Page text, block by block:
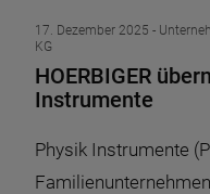
17. Dezember 2025 -
KG
HOERBIGER
Instrumente
Physik Instrumente